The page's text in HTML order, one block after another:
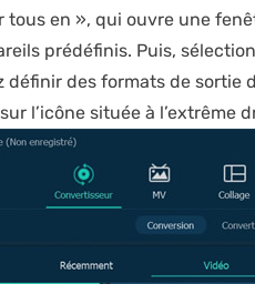
tous en », qui ouvre une
prédéfinis. Puis,
définir des formats de
l’icône située à l’extrême